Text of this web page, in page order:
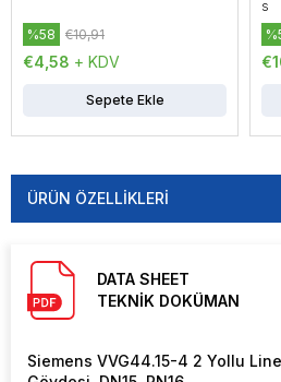
€4,58 + KDV
%58 €10,91
Sepete Ekle
s
ÜRÜN ÖZELLIKLERI
DATA SHEET
TEKNİK DOKÜMAN
Siemens VVG44.15-4 2 Yollu